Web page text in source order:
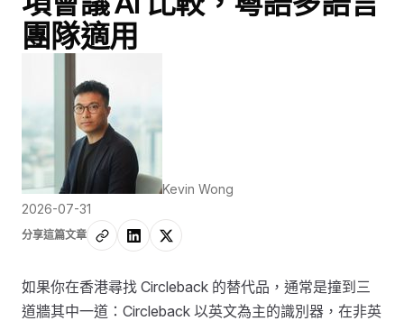
團隊適用
Kevin Wong
2026-07-31
分享這篇文章
如果你在香港尋找 Circleback 的替代品，通常是撞到三
道牆其中一道：Circleback 以英文為主的識別器，在非英